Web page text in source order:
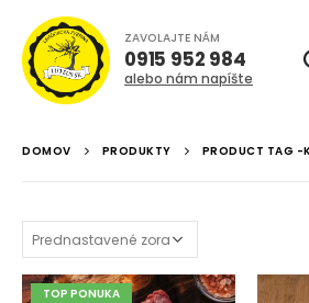
ZAVOLAJTE NÁM
0915 952 984
alebo nám napíšte
DOMOV PRODUKTY PRODUCT TAG -
TOP PONUKA